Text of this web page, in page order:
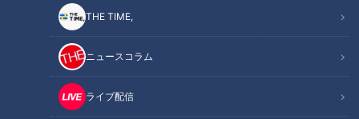
THE TIME,
ニュースコラム
ライブ配信
CBCテレビ『チャント！』いただきます！ほぼ地元だけ 愛されFOOD